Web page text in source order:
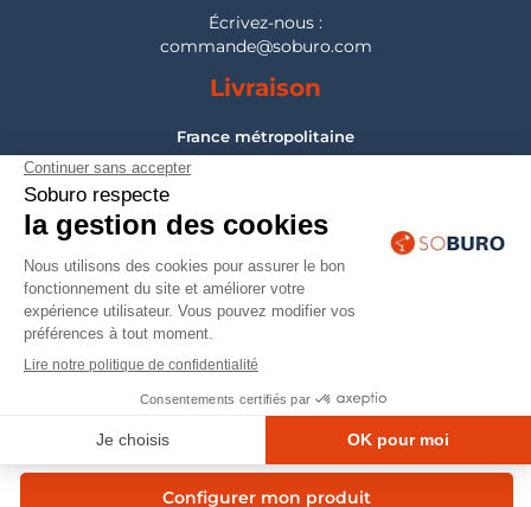
Configurer mon produit
Écrivez-nous :
commande@soburo.com
Livraison
France métropolitaine
Montage
France métropolitaine
nous consulter
© 2026 — Mobilier professionnel Soburo